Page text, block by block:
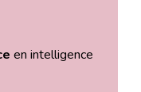
en intelligence